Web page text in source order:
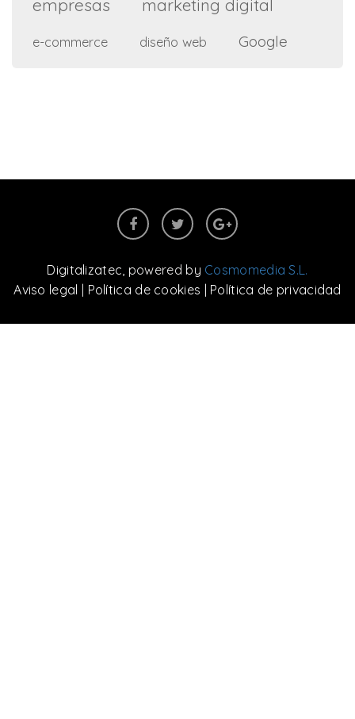
empresas marketing digital
e-commerce diseño web Google
Digitalizatec , powered by Cosmomedia S.L.
Aviso legal | Política de cookies | Política de privacidad